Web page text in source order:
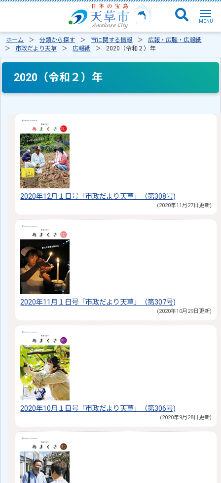
ホーム 分類から探す 市に関する情報
広報・広聴・広報紙
市政だより天草
広報紙 2020（令和２）年
2020（令和２）年
2020年12月１日号「市政だより天草」（第308号)
(2020年11月27日更新)
2020年11月１日号「市政だより天草」（第307号)
(2020年10月29日更新)
2020年10月１日号「市政だより天草」（第306号)
(2020年9月28日更新)